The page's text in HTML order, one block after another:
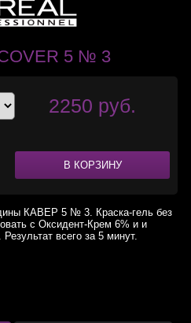
5 № 3
2250 руб.
В КОРЗИНУ
КАВЕР 5 № 3. Краска-гель без
с Оксидент-Крем 6% и и
всего за 5 минут.